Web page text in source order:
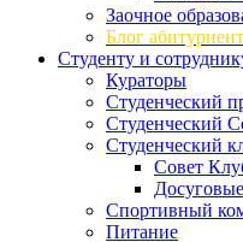
Заочное
Блог
Студенту и
Кураторы
Студенческий
Студенческий
Студенческий
Совет
Спортивный
Питание